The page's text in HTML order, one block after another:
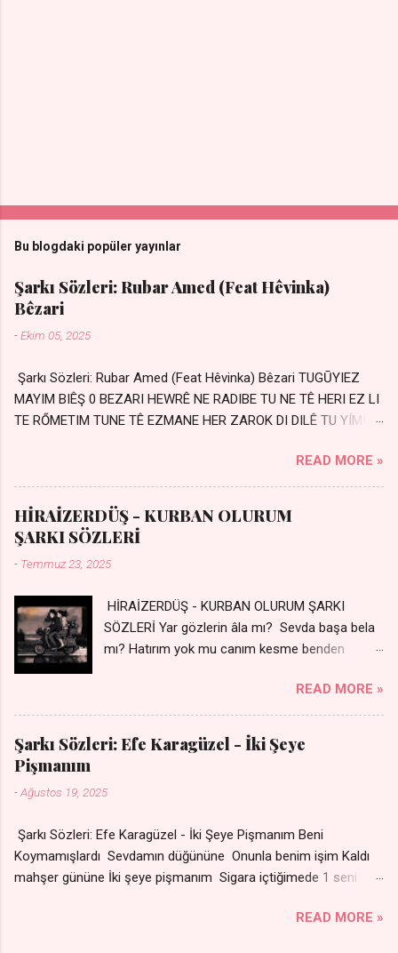
Bu blogdaki popüler yayınlar
Şarkı Sözleri: Rubar Amed (Feat Hêvinka)
Bêzari
-Ekim 05, 2025
Şarkı Sözleri: Rubar Amed (Feat Hêvinka) Bêzari TUGŪYIEZ
MAYIM BIÊŞ 0 BEZARI HEWRÊ NE RADIBE TU NE TÊ HERI EZ LI
TE RŐMETIM TUNE TÊ EZMANE HER ZAROK DI DILÊ TU YÍMIN
Silinmis yarıda. Hasretin yel gibi Eser yar içimden Bir kıza sevdalı
Yaralı adamım. Sensizlik bir hançer Geceler susmuyor Yaralı
kalbimde Bir sızı durmuyor Tu yi bihare min Ez ji payizim Li
dile şevên min Teng e nefes im Adını sayıklar Uykusuz
geceler Sensiz her sabahım Sessiz ve kederli
READ MORE »
HİRAİZERDÜŞ - KURBAN OLURUM
ŞARKI SÖZLERİ
- Temmuz 23, 2025
HİRAİZERDÜŞ - KURBAN OLURUM ŞARKI
SÖZLERİ Yar gözlerin âla mı? Sevda başa bela
mı? Hatırım yok mu canım kesme benden
dünyayı durdururum Ben sana yoldaş olurum
kurban olurum.. - Sen gülümse bi yol bulurum
Yaslanırsan dağ olurum Ben sana sevda olurum
kurban olurum Can canım cananım Yar gözlerin
almış Sen de bana varman mı? - Sen üzülme bi
yoldaş olurum kurban olurum.. - Sen gülümse
bi yol bulurum Yaslanırsan dağ olurum Ben
sana sevda olurum kurban olurum Can canım
READ MORE »
Şarkı Sözleri: Efe Karagüzel - İki Şeye
Pişmanım
-Ağustos 19, 2025
Şarkı Sözleri: Efe Karagüzel - İki Şeye Pişmanım Beni
Koymamışlardı Sevdamın düğününe Onunla benim işim Kaldı
mahşer gününe İki şeye pişmanım Sigara içtiğimede 1 seni
Sensizde duramıyom Sigaradan vazgeçtim SendenREAD MORE »